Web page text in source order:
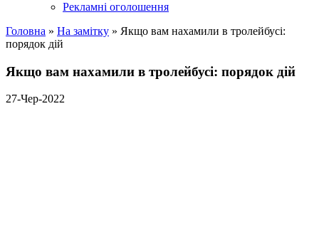
Рекламні оголошення
Головна » На замітку » Якщо вам нахамили в тролейбусі:
порядок дій
Якщо вам нахамили в тролейбусі: порядок дій
27-Чер-2022